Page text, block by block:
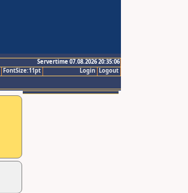
Servertime 07.08.2026 20:35:06
Logout
Login
FontSize:11pt